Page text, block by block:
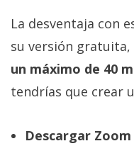
La desventaja con
su versión
un máximo de 40
tendrías que crear
Descargar